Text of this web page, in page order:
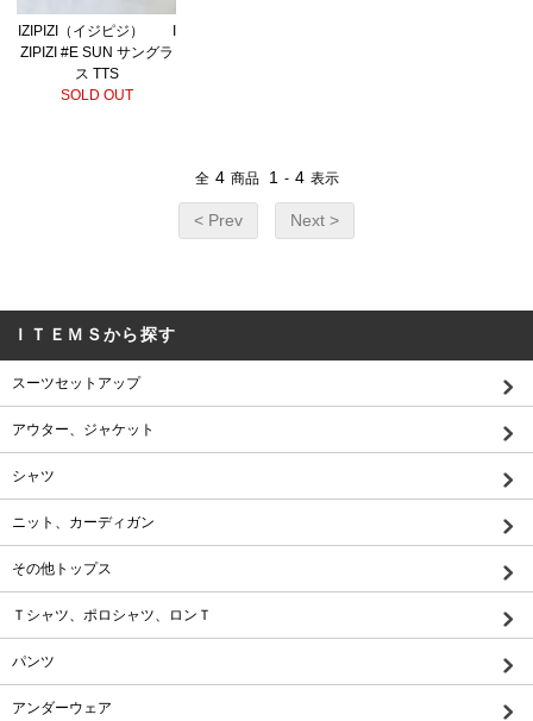
IZIPIZI（イジピジ） I
ZIPIZI #E SUN サングラ
ス TTS
SOLD OUT
全 4 商品 1 - 4 表示
< Prev Next >
ＩＴＥＭＳから探す
スーツセットアップ
アウター、ジャケット
シャツ
ニット、カーディガン
その他トップス
Ｔシャツ、ポロシャツ、ロンＴ
パンツ
アンダーウェア